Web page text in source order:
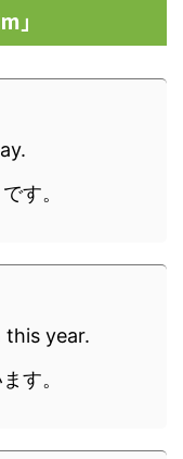
」
す。
year.
す。